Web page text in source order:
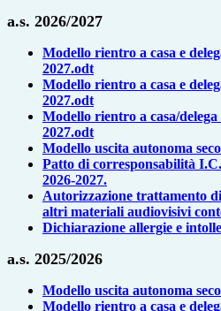
a.s. 2026/2027
Modello rientro a casa e
2027.odt
Modello rientro a casa e
2027.odt
Modello rientro a casa/
2027.odt
Modello uscita autonoma
Patto di corresponsabilità
2026-2027.
Autorizzazione trattamento
altri materiali audiovisivi
Dichiarazione allergie e
a.s. 2025/2026
Modello uscita autonoma
Modello rientro a casa e